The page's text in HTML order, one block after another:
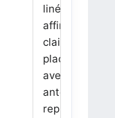
linéaires et
affines sont
clairement
placées en 3
avec images,
antécédents